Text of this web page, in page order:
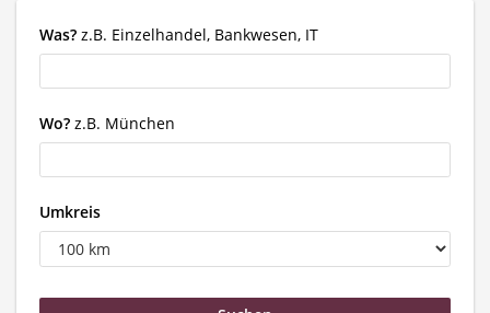
Was? z.B. Einzelhandel, Bankwesen, IT
Wo? z.B. München
Umkreis